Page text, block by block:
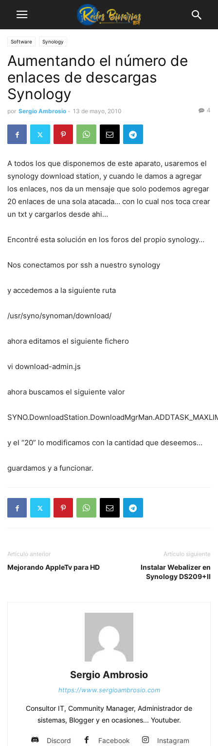
Software Synology
Aumentando el número de
enlaces de descargas
Synology
por Sergio Ambrosio - 13 de mayo, 2010 4
A todos los que disponemos de este aparato, usaremos el
synology download station, y cuando le damos a agregar
los enlaces, nos da un mensaje que solo podemos agregar
20 enlaces de una sola atacada… con lo cual nos toca crear
un txt y cargarlos desde ahi…
Encontré esta solución en los foros del propio synology…
Nos conectamos por ssh a nuestro synology
y accedemos a la siguiente ruta
/usr/syno/synoman/download/
ahora editamos el siguiente fichero
vi download-admin.js
ahora buscamos el siguiente valor
y el “20” lo modificamos con la cantidad que deseemos…
guardamos y a funcionar.
Artículo anterior
Mejorando AppleTv para HD
Artículo siguiente
Instalar Webalizer en
Synology DS209+II
Sergio Ambrosio
https://www.sergioambrosio.com
Consultor IT, Community Manager, Administrador de
sistemas, Blogger y en ocasiones... Youtuber.
Discord Facebook Instagram